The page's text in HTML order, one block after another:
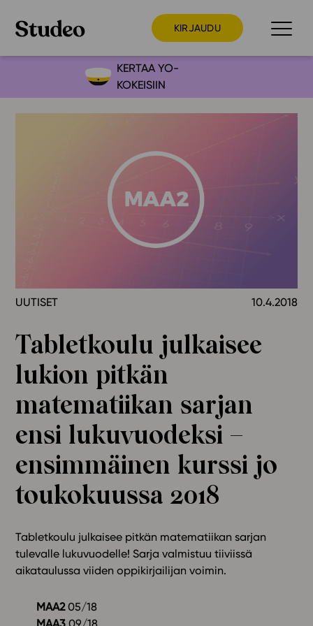
KIRJAUDU
Preppaaja
Lukio
Ominaisuudet
Tapahtumakalenteri
Webinaari­tallenteet
Suosittelut
Ohjekeskus
Oppikirjailijat
Tiimi
Tietoa meistä
Tilaa uutiskirje
Ota yhteyttä
KERTAA YO-
KOKEISIIN
UUTISET 10.4.2018
Tabletkoulu julkaisee
lukion pitkän
matematiikan sarjan
ensi lukuvuodeksi –
ensimmäinen kurssi jo
toukokuussa 2018
Tabletkoulu julkaisee pitkän matematiikan sarjan
tulevalle lukuvuodelle! Sarja valmistuu tiiviissä
aikataulussa viiden oppikirjailijan voimin.
MAA205/18